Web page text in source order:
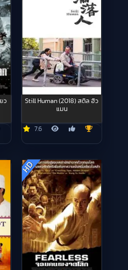
ว
Still Human (2018) สติล ฮิว
แมน
7.6
HD